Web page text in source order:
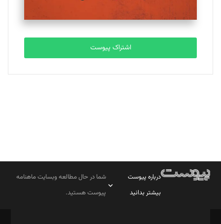
مصطفی مسجدی آرانی
تحریریه
بابک نقاش
تحریریه
اشتراک پیوست
درباره پیوست
بیشتر بدانید
شما در حال مطالعه وبسایت ماهنامه
پیوست هستید.